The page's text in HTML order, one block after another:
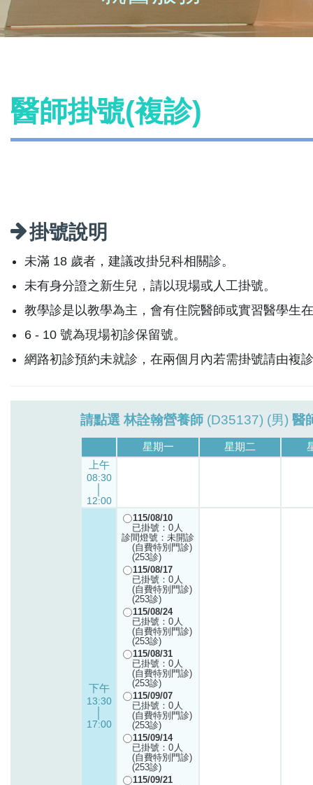
醫師掛號(複診)
掛號說明
未滿 18 歲者，建議改掛兒科相關診。
未有身分證之新生兒，請以現場或人工掛號。
教學診是以教學為主，會有住院醫師或實習醫學生
6 - 10 號為現場初診保留號。
網路初診預約未就診，在兩個月內若需掛號請由複